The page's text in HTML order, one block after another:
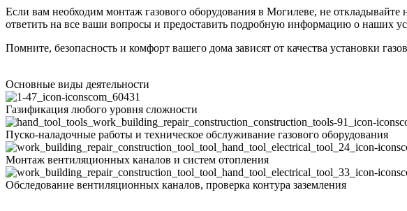
Если вам необходим монтаж газового оборудования в Могилеве, не
ответить на все ваши вопросы и предоставить подробную информацию о наших
Помните, безопасность и комфорт вашего дома зависят от качества установки
Основные виды деятельности
Газификация любого уровня сложности
Пуско-наладочные работы и техническое обслуживание газового оборудования
Монтаж вентиляционных каналов и систем отопления
Обследование вентиляционных каналов, проверка контура заземления